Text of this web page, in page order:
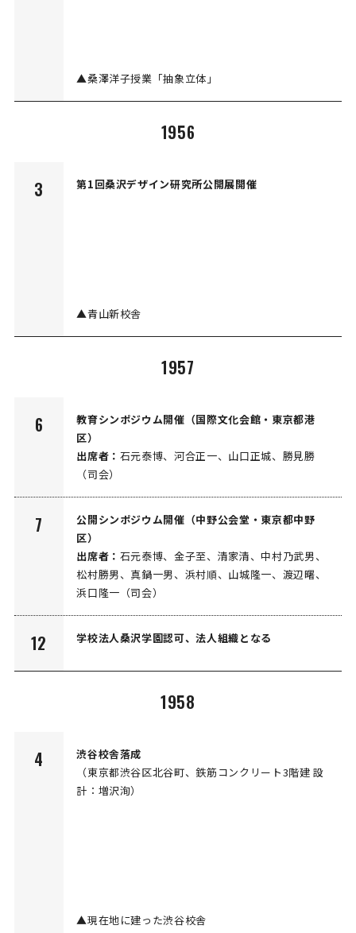
▲桑澤洋子授業「抽象立体」
1956
3 第1回桑沢デザイン研究所公開展開催
▲青山新校舎
1957
6
教育シンポジウム開催（国際文化会館・東京都港
区）
出席者： 石元泰博、河合正一、山口正城、勝見勝
（司会）
7
公開シンポジウム開催（中野公会堂・東京都中野
区）
出席者： 石元泰博、金子至、清家清、中村乃武男、
松村勝男、真鍋一男、浜村順、山城隆一、渡辺曙、
浜口隆一（司会）
12 学校法人桑沢学園認可、法人組織となる
1958
4
渋谷校舎落成
（東京都渋谷区北谷町、鉄筋コンクリート3階建 設
計：増沢洵）
▲現在地に建った渋谷校舎